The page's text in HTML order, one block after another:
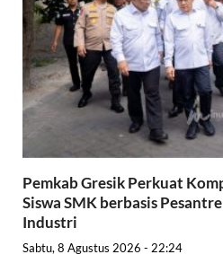
Pemkab Gresik Perkuat
Siswa SMK berbasis
Industri
Sabtu, 8 Agustus 2026 - 22:24